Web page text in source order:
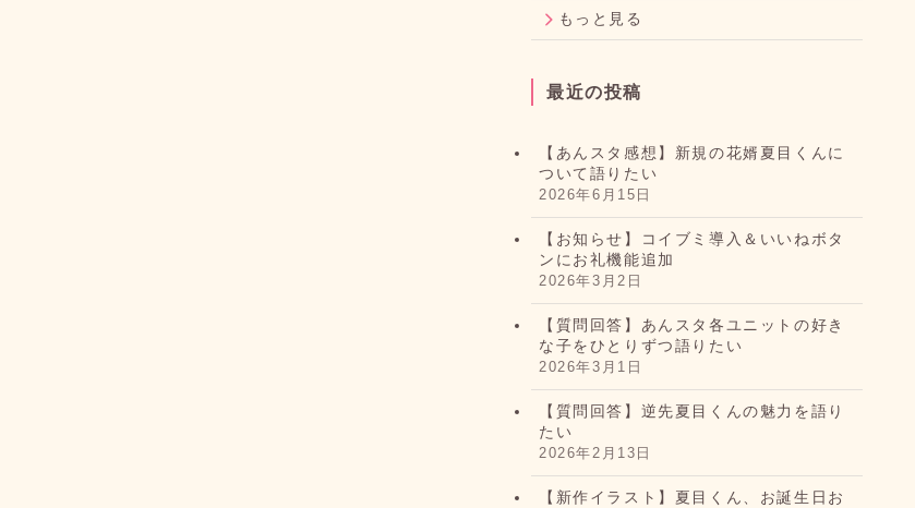
もっと見る
最近の投稿
【あんスタ感想】新規の花婿夏目くんに
ついて語りたい
2026年6月15日
【お知らせ】コイブミ導入＆いいねボタ
ンにお礼機能追加
2026年3月2日
【質問回答】あんスタ各ユニットの好き
な子をひとりずつ語りたい
2026年3月1日
【質問回答】逆先夏目くんの魅力を語り
たい
2026年2月13日
【新作イラスト】夏目くん、お誕生日お